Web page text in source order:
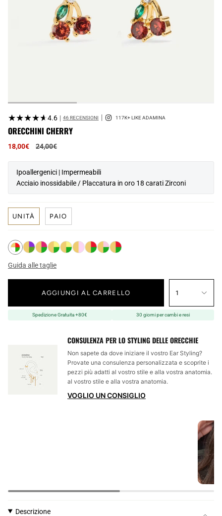
★★★★★
★★★★★4.6 | 46 RECENSIONI
ORECCHINI CHERRY
18,00€
Prezzo
24,00€
Ipoallergenici | Impermeabili
Acciaio inossidabile / Placcatura in oro 18 carati Zirconi
UNITÀ PAIO
Guida alle taglie
1
AGGIUNGI AL CARRELLO
Spedizione Gratuita +80€ 30 giorni per cambi e resi
CONSULENZA PER LO STYLING DELLE ORECCHIE
Non sapete da dove iniziare il vostro Ear Styling?
Provate una consulenza personalizzata e scoprite i
pezzi più adatti al vostro stile e alla vostra anatomia.
al vostro stile e alla vostra anatomia.
VOGLIO UN CONSIGLIO
Descrizione